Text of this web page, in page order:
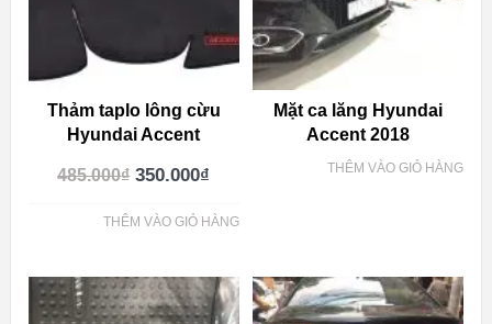
Thảm taplo lông cừu
Hyundai Accent
485.000₫ 350.000₫
THÊM VÀO GIỎ HÀNG
Mặt ca lăng Hyundai
Accent 2018
THÊM VÀO GIỎ HÀNG